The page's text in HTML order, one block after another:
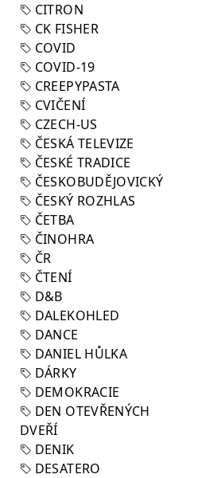
CITRON
CK FISHER
COVID
COVID-19
CREEPYPASTA
CVIČENÍ
CZECH-US
ČESKÁ TELEVIZE
ČESKÉ TRADICE
ČESKOBUDĚJOVICKÝ
ČESKÝ ROZHLAS
ČETBA
ČINOHRA
ČR
ČTENÍ
D&B
DALEKOHLED
DANCE
DANIEL HŮLKA
DÁRKY
DEMOKRACIE
DEN OTEVŘENÝCH
DVEŘÍ
DENIK
DESATERO